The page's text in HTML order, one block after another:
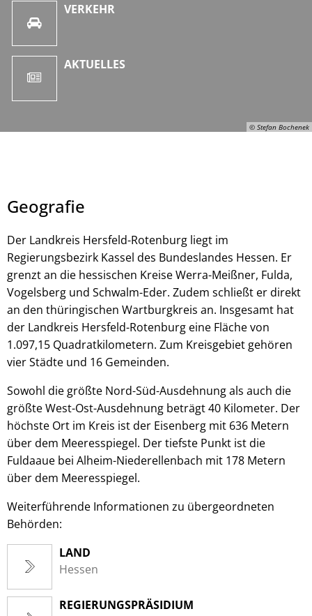
© Stefan Bochenek
© Stefan Bochenek
VERKEHR
AKTUELLES
Geografie
Der Landkreis Hersfeld-Rotenburg liegt im
Regierungsbezirk Kassel des Bundeslandes Hessen. Er
grenzt an die hessischen Kreise Werra-Meißner, Fulda,
Vogelsberg und Schwalm-Eder. Zudem schließt er direkt
an den thüringischen Wartburgkreis an. Insgesamt hat
der Landkreis Hersfeld-Rotenburg eine Fläche von
1.097,15 Quadratkilometern. Zum Kreisgebiet gehören
vier Städte und 16 Gemeinden.
Sowohl die größte Nord-Süd-Ausdehnung als auch die
größte West-Ost-Ausdehnung beträgt 40 Kilometer. Der
höchste Ort im Kreis ist der Eisenberg mit 636 Metern
über dem Meeresspiegel. Der tiefste Punkt ist die
Fuldaaue bei Alheim-Niederellenbach mit 178 Metern
über dem Meeresspiegel.
Weiterführende Informationen zu übergeordneten
Behörden:
LAND
Hessen
REGIERUNGSPRÄSIDIUM